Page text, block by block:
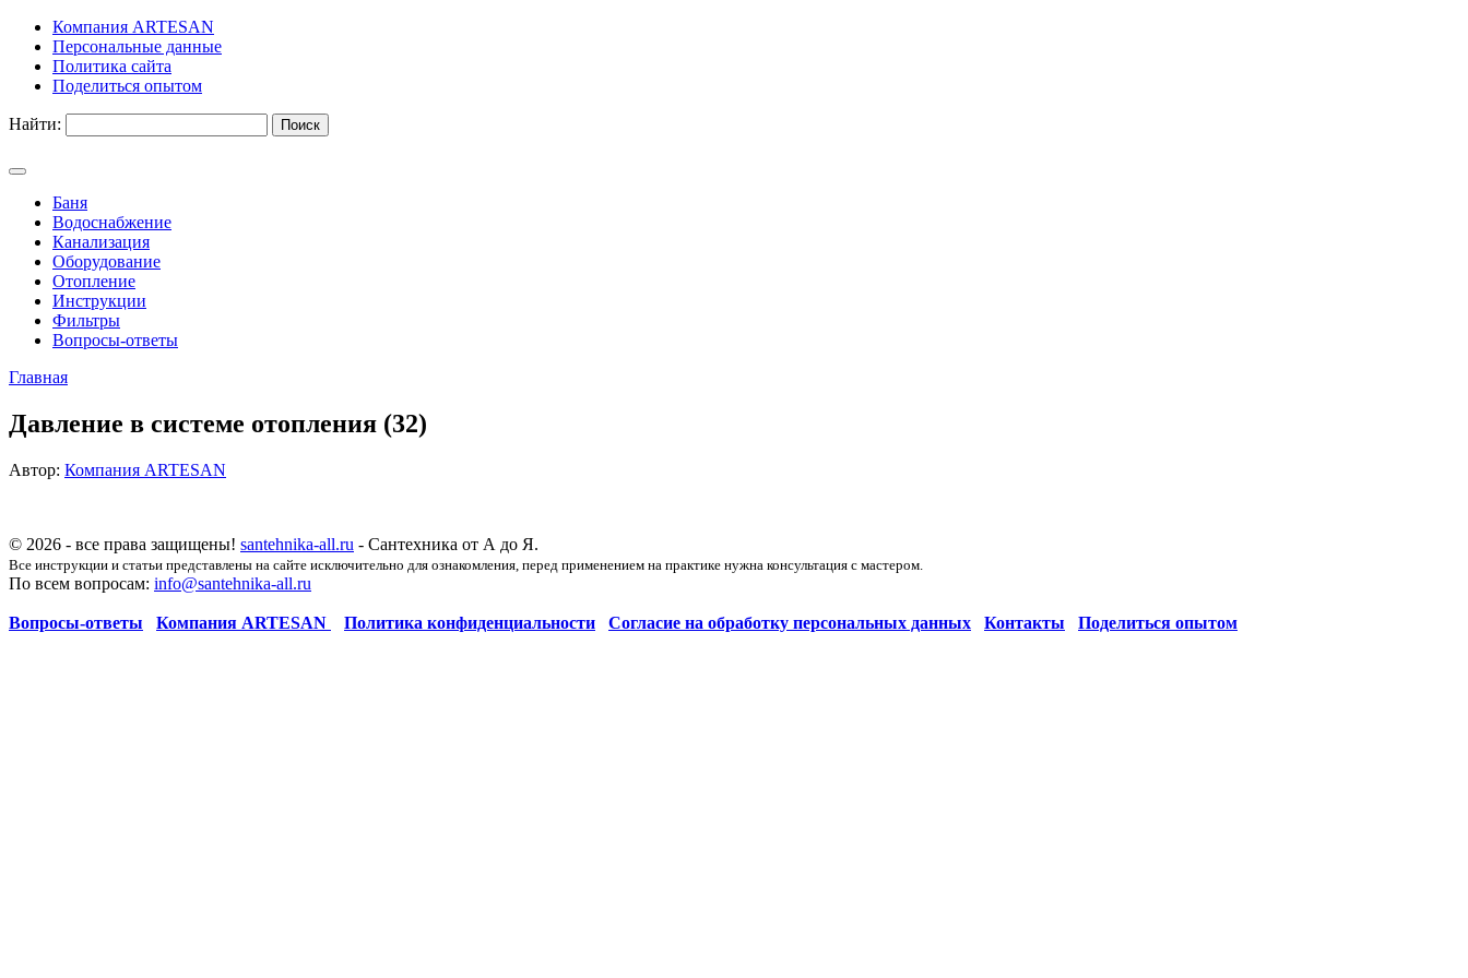
Компания ARTESAN
Персональные данные
Политика сайта
Поделиться опытом
Найти:
Баня
Водоснабжение
Канализация
Оборудование
Отопление
Инструкции
Фильтры
Вопросы-ответы
Главная
Давление в системе отопления (32)
Автор: Компания ARTESAN
© 2026 - все права защищены! santehnika-all.ru - Сантехника от А до Я.
Все инструкции и статьи представлены на сайте исключительно для ознакомления, перед применением на практике нужна консультация с мастером.
По всем вопросам: info@santehnika-all.ru
Вопросы-ответы Компания ARTESAN Политика конфиденциальности Согласие на обработку персональных данных Контакты Поделиться опытом